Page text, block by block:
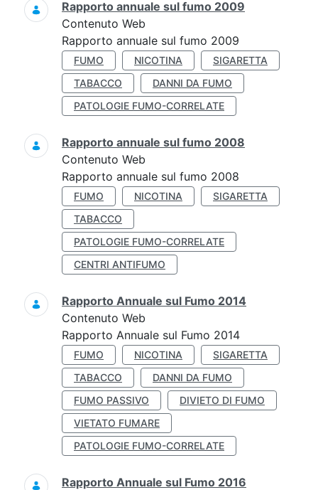
Rapporto annuale sul fumo 2009
Contenuto Web
Rapporto annuale sul fumo 2009
FUMO NICOTINA
SIGARETTA
TABACCO
DANNI DA FUMO
PATOLOGIE FUMO-CORRELATE
Rapporto annuale sul fumo 2008
Contenuto Web
Rapporto annuale sul fumo 2008
FUMO NICOTINA
SIGARETTA
TABACCO
PATOLOGIE FUMO-CORRELATE
CENTRI ANTIFUMO
Rapporto Annuale sul Fumo 2014
Contenuto Web
Rapporto Annuale sul Fumo 2014
FUMO NICOTINA
SIGARETTA
TABACCO
DANNI DA FUMO
FUMO PASSIVO
DIVIETO DI FUMO
VIETATO FUMARE
PATOLOGIE FUMO-CORRELATE
Rapporto Annuale sul Fumo 2016